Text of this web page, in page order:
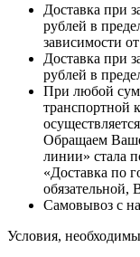
Доставка при
рублей в
зависимости
Доставка при
рублей в
При любой
Обращаем
линии» стала
«Доставка по
обязательной,
Самовывоз с
Условия,